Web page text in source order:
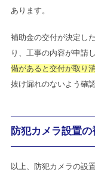
あります。
補助金の交付が決定し
り、工事の内容が申請
備があると交付が取り
抜け漏れのないよう確
防犯カメラ設置
以上、防犯カメラの設